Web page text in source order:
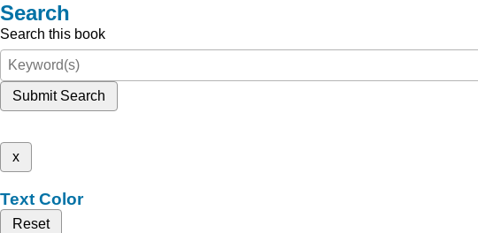
Search
Search this book
Submit Search
x
Text Color
Reset